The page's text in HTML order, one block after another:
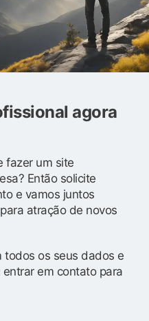
agora
fazer um site
Então solicite
e vamos juntos
atração de novos
todos os seus dados e
em contato para